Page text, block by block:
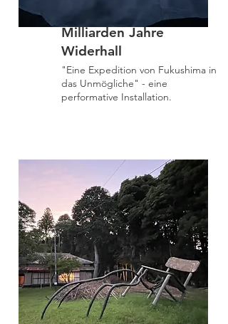
Milliarden Jahre
Widerhall
"Eine Expedition von Fukushima in
das Unmögliche" - eine
performative Installation.